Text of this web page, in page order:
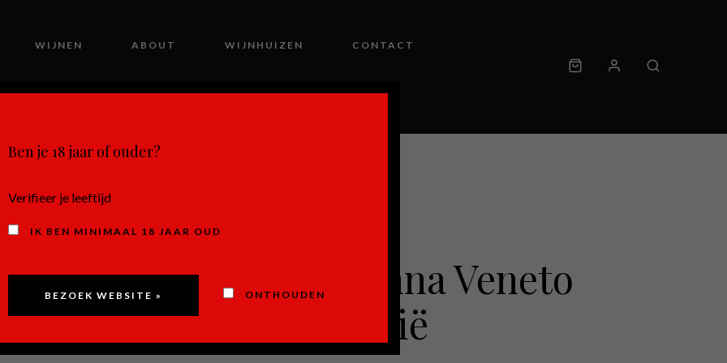
WIJNEN ABOUT WIJNHUIZEN CONTACT
Santa Susanna Veneto
Rosso – Italië
Ben je 18 jaar of ouder?
Verifieer je leeftijd
IK BEN MINIMAAL 18 JAAR OUD
ONTHOUDEN